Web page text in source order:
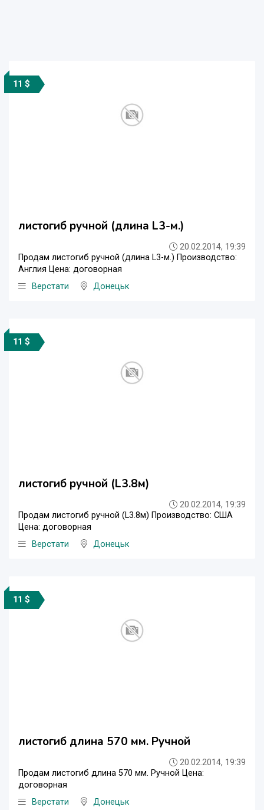
11 $
листогиб ручной (длина L3-м.)
20.02.2014, 19:39
Продам листогиб ручной (длина L3-м.) Производство:
Англия Цена: договорная
Верстати
Донецьк
11 $
листогиб ручной (L3.8м)
20.02.2014, 19:39
Продам листогиб ручной (L3.8м) Производство: США
Цена: договорная
Верстати
Донецьк
11 $
листогиб длина 570 мм. Ручной
20.02.2014, 19:39
Продам листогиб длина 570 мм. Ручной Цена:
договорная
Верстати
Донецьк